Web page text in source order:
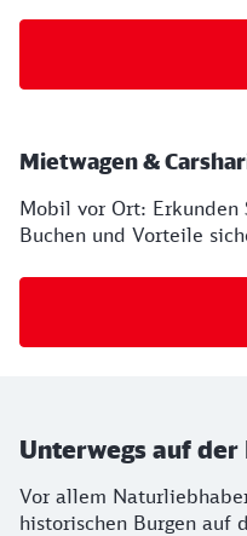
Mietwagen &
Mobil vor Ort: Erkunden
Buchen und Vorteile
Unterwegs auf
Vor allem
historischen Burgen auf